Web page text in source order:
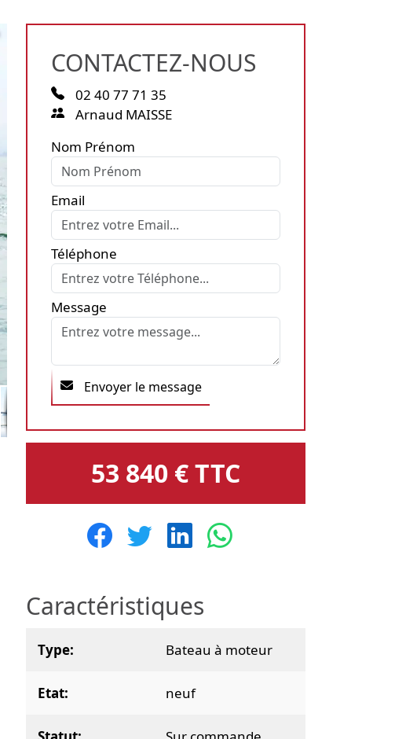
CONTACTEZ-NOUS
02 40 77 71 35
Arnaud MAISSE
Nom Prénom
Email
Téléphone
Message
Envoyer le message
53 840 € TTC
Caractéristiques
Type Bateau à moteur
Etat neuf